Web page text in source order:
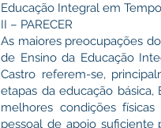
Educação Integral em
II – PARECER
As maiores preocupações
de Ensino da Educação
Castro referem-se,
etapas da educação
melhores condições
pessoal de apoio